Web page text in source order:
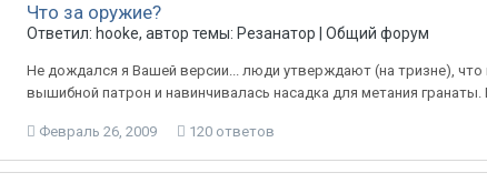
Что за оружие?
Ответил: hooke, автор темы: Резанатор | Общий форум
Не дождался я Вашей версии... люди утверждают (на тризне), что
вышибной патрон и навинчивалась насадка для метания
Февраль 26, 2009 120 ответов